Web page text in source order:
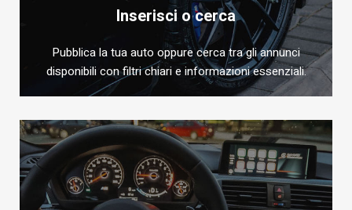
Inserisci o cerca
Pubblica la tua auto oppure cerca tra gli annunci
disponibili con filtri chiari e informazioni essenziali.